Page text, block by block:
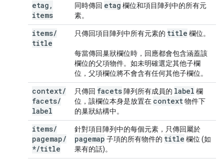
etag ,
items
同時傳回 etag 欄位和項目陣列中的所有元
素。
items/
title
只傳回項目陣列中所有元素的 title 欄位。
每當傳回巢狀欄位時，回應都會包含涵蓋該
欄位的父項物件。如未明確選定其他子欄
位，父項欄位將不會含有任何其他子欄位。
context/
facets/
label
只傳回 facets 陣列所有成員的 label 欄
位，該欄位本身是放置在 context物件下
的巢狀結構中。
items/
pagemap/
*/title
針對項目陣列中的每個元素，只傳回屬於
pagemap 子項的所有物件的 title 欄位 (如
果有的話)。